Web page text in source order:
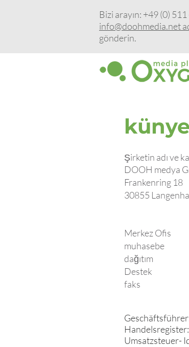
Bizi arayın: +49 (0)
info@doohmedia.net
gönderin.
künye
Şirketin adı ve
DOOH medya
Frankenring 18
30855
Merkez Ofis
muhasebe
dağıtım
Destek
faks
Umsatzsteuer-